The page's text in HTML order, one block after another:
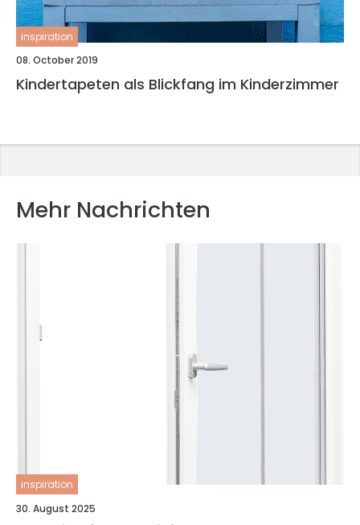
inspiration
08. October 2019
Kindertapeten als Blickfang im Kinderzimmer
Mehr Nachrichten
inspiration
30. August 2025